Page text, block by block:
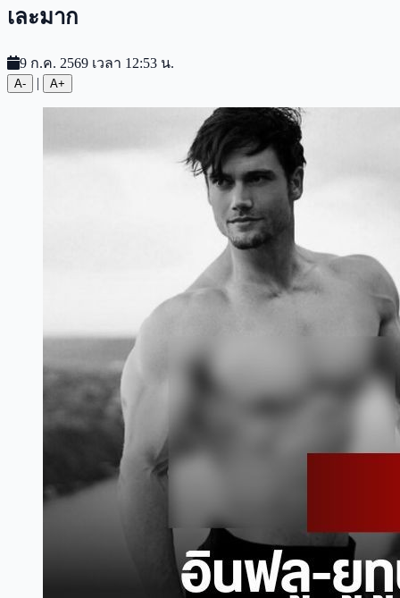
เละมาก
9 ก.ค. 2569 เวลา 12:53 น.
A- | A+